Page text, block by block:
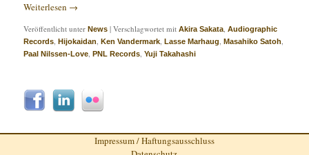
Weiterlesen →
Veröffentlicht unter News |Verschlagwortet mit Akira Sakata,Audiographic
Records,Hijokaidan,Ken Vandermark,Lasse Marhaug,Masahiko Satoh,
Paal Nilssen-Love,PNL Records,Yuji Takahashi
Impressum / Haftungsausschluss